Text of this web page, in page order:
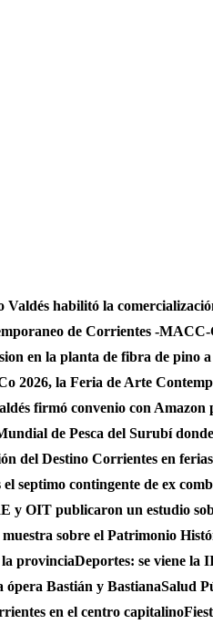
habilitó la
de Corrientes -MACC-
en la planta de fibra de pino
2026, la Feria de Arte
firmó convenio con
de Pesca del Surubí
del Destino Corrientes en
septimo contingente de ex
y OIT publicaron un estudio
sobre el Patrimonio
provinciaDeportes: se viene la
ópera Bastián y BastianaSalud
en el centro capitalino